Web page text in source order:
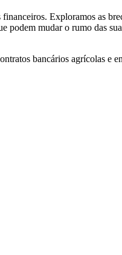
Exploramos as
mudar o rumo das
bancários agrícolas e